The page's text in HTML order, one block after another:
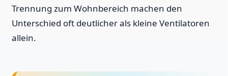
Trennung zum Wohnbereich machen den
Unterschied oft deutlicher als kleine Ventilatoren
allein.